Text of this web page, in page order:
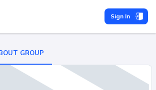
Sign In
GROUP